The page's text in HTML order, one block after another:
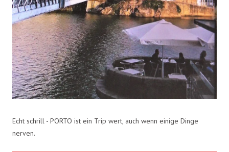
Echt schrill - PORTO ist ein Trip wert, auch wenn einige Dinge
nerven.